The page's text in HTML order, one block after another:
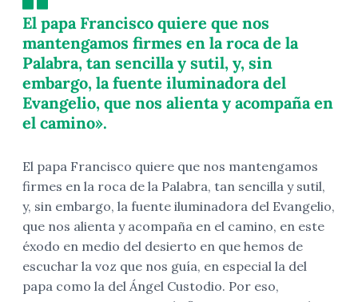
El papa Francisco quiere que nos
mantengamos firmes en la roca de la
Palabra, tan sencilla y sutil, y, sin
embargo, la fuente iluminadora del
Evangelio, que nos alienta y acompaña en
el camino».
El papa Francisco quiere que nos mantengamos
firmes en la roca de la Palabra, tan sencilla y sutil,
y, sin embargo, la fuente iluminadora del Evangelio,
que nos alienta y acompaña en el camino, en este
éxodo en medio del desierto en que hemos de
escuchar la voz que nos guía, en especial la del
papa como la del Ángel Custodio. Por eso,